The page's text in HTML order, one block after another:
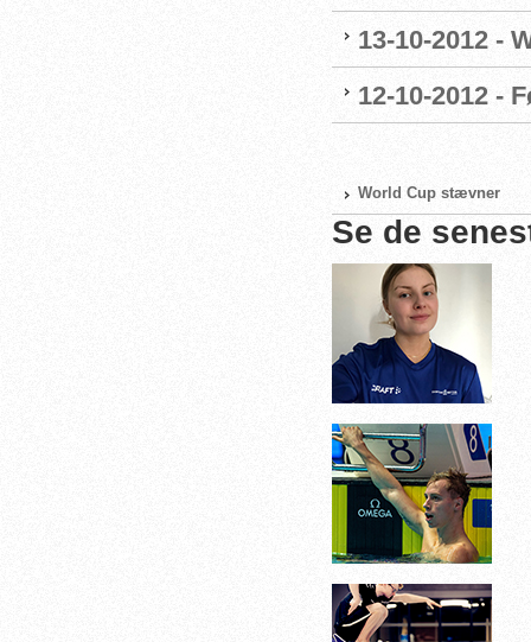
13-10-2012 -
12-10-2012 -
World Cup stævner
Se de